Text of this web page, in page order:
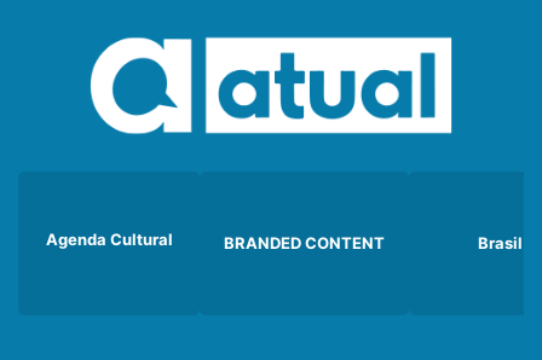
Agenda Cultural BRANDED CONTENT Brasil